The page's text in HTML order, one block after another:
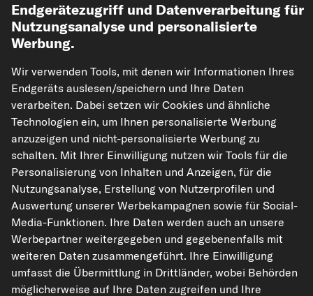
kfzteile24.de carpardoo.nl
carpardoo.fr
carpardoo.dk
nicht vervielfältigt werden. Die Vervielfältigung und Verbreitung der Daten und
der Datenbank ohne vorherige Einwilligung von TecAlliance und/oder die
unautorisierte Nutzung von Inhalten stellt eine Verletzung des Urheberrechts
dar und kann rechtliche Schritte nach sich ziehen.
Endgerätezugriff und Datenverarbeitung für
Nutzungsanalyse und personalisierte
Werbung.
Wir verwenden Tools, mit denen wir Informationen Ihres
Endgeräts auslesen/speichern und Ihre Daten
verarbeiten. Dabei setzen wir Cookies und ähnliche
Technologien ein, um Ihnen personalisierte Werbung
anzuzeigen und nicht-personalisierte Werbung zu
schalten. Mit Ihrer Einwilligung nutzen wir Tools für die
Personalisierung von Inhalten und Anzeigen, für die
Nutzungsanalyse, Erstellung von Nutzerprofilen und
Auswertung unserer Werbekampagnen sowie für Social-
Media-Funktionen. Ihre Daten werden auch an unsere
Werbepartner weitergegeben und gegebenenfalls mit
weiteren Daten zusammengeführt. Ihre Einwilligung
umfasst die Übermittlung in Drittländer, wobei Behörden
möglicherweise auf Ihre Daten zugreifen und Ihre